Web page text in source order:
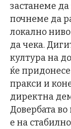
застанеме
почнеме да
локално
да чека.
култура на
ќе
пракси и
директна
Довербата
е на